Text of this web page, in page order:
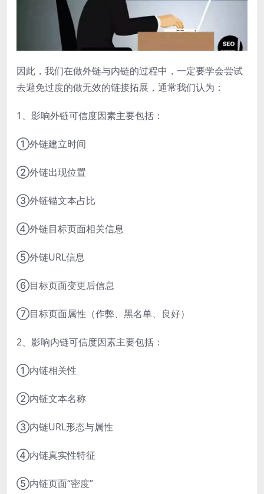
因此，我们在做外链与内链的过程中，一定要学会尝试
去避免过度的做无效的链接拓展，通常我们认为：
1、影响外链可信度因素主要包括：
①外链建立时间
②外链出现位置
③外链锚文本占比
④外链目标页面相关信息
⑤外链URL信息
⑥目标页面变更后信息
⑦目标页面属性（作弊、黑名单、良好）
2、影响内链可信度因素主要包括：
①内链相关性
②内链文本名称
③内链URL形态与属性
④内链真实性特征
⑤内链页面“密度”